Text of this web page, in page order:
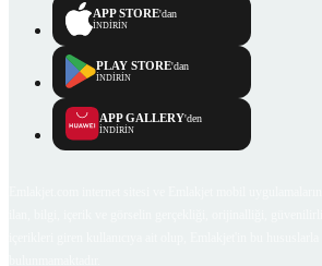
APP STORE'dan
İNDİRİN
PLAY STORE'dan
İNDİRİN
APP GALLERY'den
İNDİRİN